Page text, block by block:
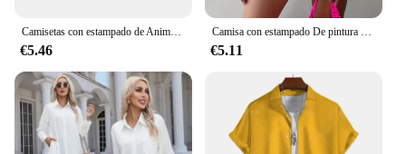
Camisetas con estampado de Anime Demon Slayer Uzui Tengen Unisex, camiseta divertida de Ninja Mice Muki Gym, camiseta de ratón musculoso de gran tamaño
€5.46
Camisa con estampado De pintura para mujer, blusa informal De manga larga con temperamento, moda diaria, Tops De otoño e invierno, 2024
€5.11